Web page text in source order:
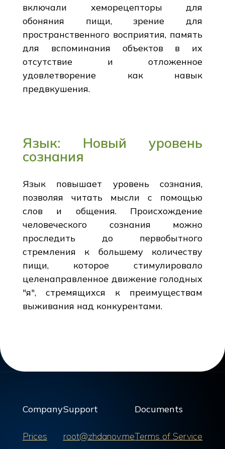
включали хеморецепторы для
обоняния пищи, зрение для
пространственного восприятия, память
для вспоминания объектов в их
отсутствие и отложенное
удовлетворение как навык
предвкушения.
Язык: Новый уровень
сознания
Язык повышает уровень сознания,
позволяя читать мысли с помощью
слов и общения. Происхождение
человеческого сознания можно
проследить до первобытного
стремления к большему количеству
пищи, которое стимулировало
целенаправленное движение голодных
"я", стремящихся к преимуществам
выживания над конкурентами.
Company
Prices
Support
root@zhdanov.me
Documents
Terms of Service